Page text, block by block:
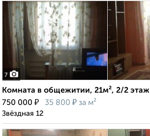
7
Комната в общежитии, 21м², 2/2 этаж
750 000 ₽ 35 800 ₽ за м²
Звёздная 12